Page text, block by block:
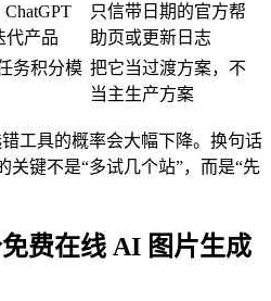
ChatGPT
代产品
只信带日期的官方帮
助页或更新日志
务积分模 把它当过渡方案，不
当主生产方案
工具的概率会大幅下降。换句话
关键不是“多试几个站”，而是“先
费在线 AI 图片生成